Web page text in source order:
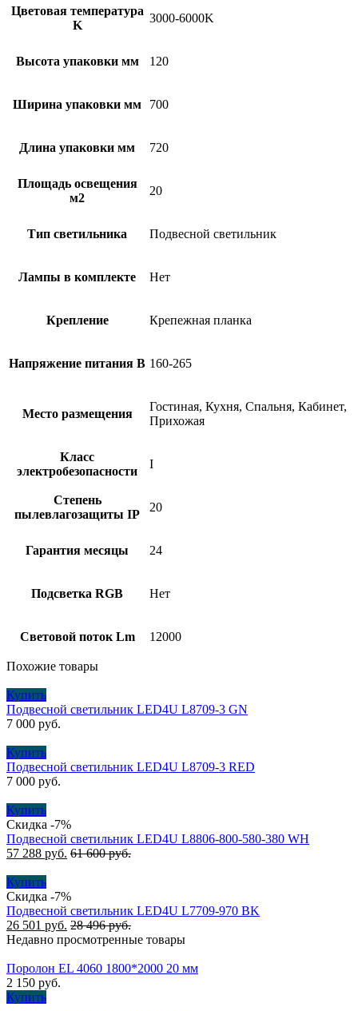
Цветовая температура
K
3000-6000K
Высота упаковки мм 120
Ширина упаковки мм 700
Длина упаковки мм 720
Площадь освещения
м2
20
Тип светильника Подвесной светильник
Лампы в комплекте Нет
Крепление Крепежная планка
Напряжение питания В 160-265
Место размещения
Гостиная, Кухня, Спальня, Кабинет,
Прихожая
Класс
электробезопасности
I
Степень
пылевлагозащиты IP
20
Гарантия месяцы 24
Подсветка RGB Нет
Световой поток Lm 12000
Похожие товары
Купить
Подвесной светильник LED4U L8709-3 GN
7 000 руб.
Купить
Подвесной светильник LED4U L8709-3 RED
7 000 руб.
Купить
Скидка -7%
Подвесной светильник LED4U L8806-800-580-380 WH
57 288 руб. 61 600руб.
Купить
Скидка -7%
Подвесной cветильник LED4U L7709-970 BK
26 501 руб. 28 496руб.
Недавно просмотренные товары
Поролон EL 4060 1800*2000 20 мм
2 150 руб.
Купить